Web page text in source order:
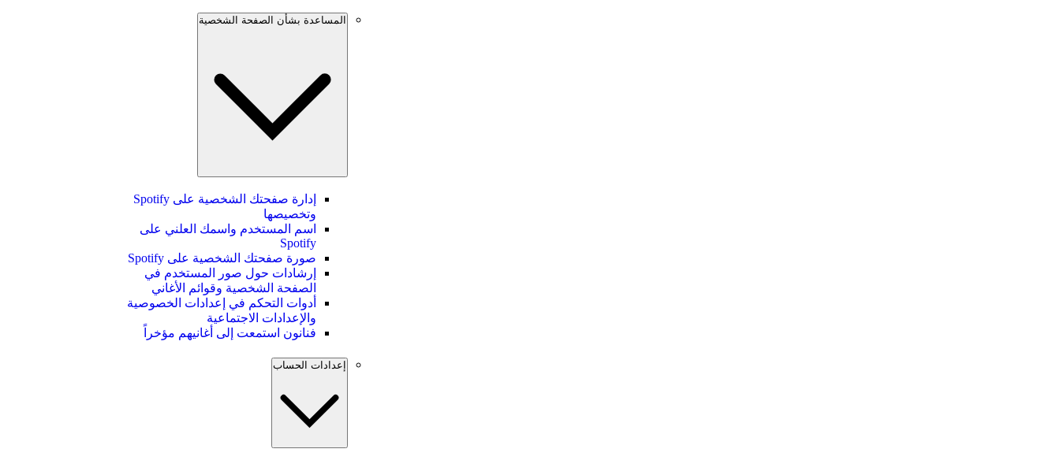
المساعدة بشأن الصفحة الشخصية
إدارة صفحتك الشخصية على Spotify
وتخصيصها
اسم المستخدم واسمك العلني على
Spotify
صورة صفحتك الشخصية على Spotify
إرشادات حول صور المستخدم في
الصفحة الشخصية وقوائم الأغاني
أدوات التحكم في إعدادات الخصوصية
والإعدادات الاجتماعية
فنانون استمعت إلى أغانيهم مؤخراً
إعدادات الحساب